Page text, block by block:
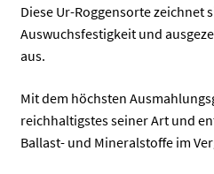
Diese Ur-Roggensorte zeichnet
Auswuchsfestigkeit und
aus.
Mit dem höchsten
reichhaltigstes seiner Art und
Ballast- und Mineralstoffe im